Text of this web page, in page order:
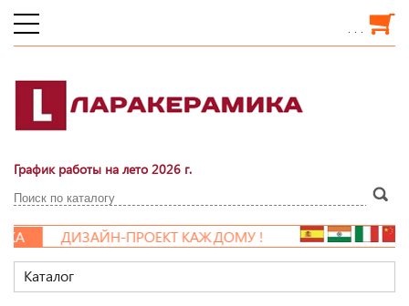
. . .
График работы на лето 2026 г.
ДИЗАЙН-ПРОЕКТ КАЖДОМУ !
Каталог